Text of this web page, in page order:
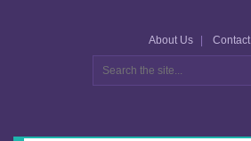
About Us Contact